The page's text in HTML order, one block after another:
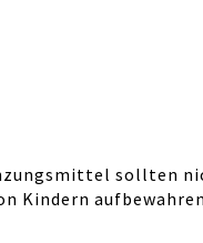
sollten
Kindern